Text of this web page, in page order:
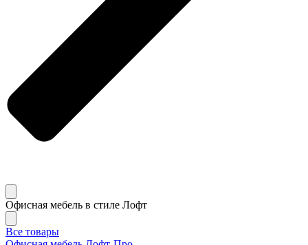
Офисная мебель в стиле Лофт
Все товары